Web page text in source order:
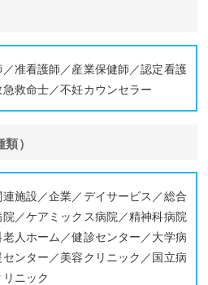
准看護師／産業保健師／認定看護
救命士／不妊カウンセラー
）
施設／企業／デイサービス／総合
／ケアミックス病院／精神科病院
人ホーム／健診センター／大学病
ンター／美容クリニック／国立病
ニック